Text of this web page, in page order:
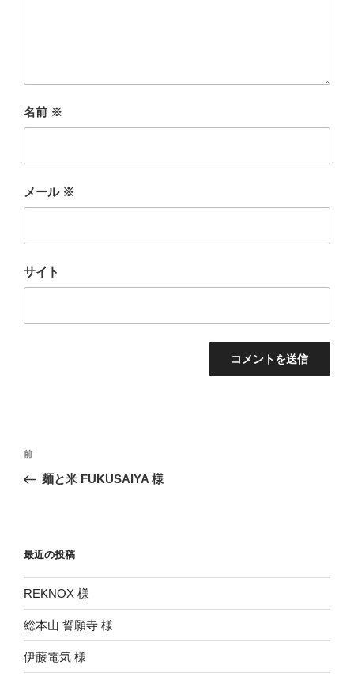
名前 ※
メール ※
サイト
投
ナ
ー
シ
ョ
ン
前
の
前
麺と米 FUKUSAIYA 様
最近の投稿
REKNOX 様
総本山 誓願寺 様
伊藤電気 様